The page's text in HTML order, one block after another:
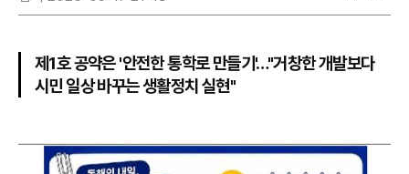
유
스
기
제1호 공약은 '안전한 통학로 만들기'…"거창한 개발보다
시민 일상 바꾸는 생활정치 실현"